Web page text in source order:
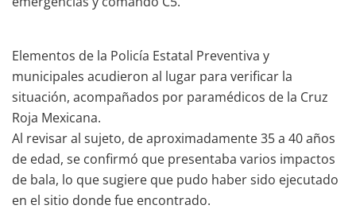
Elementos de la Policía Estatal Preventiva y
municipales acudieron al lugar para verificar la
situación, acompañados por paramédicos de la Cruz
Roja Mexicana.
Al revisar al sujeto, de aproximadamente 35 a 40 años
de edad, se confirmó que presentaba varios impactos
de bala, lo que sugiere que pudo haber sido ejecutado
en el sitio donde fue encontrado.